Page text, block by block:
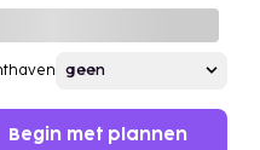
Begin met plannen